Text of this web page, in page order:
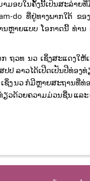
ມອບໃນຄັ້ງນີ້ເປັນສະລ່າ
do ທີ່ຢູ່ທາງພາກໃຕ້ ຂອ
າຍແບບ ໂອກາດນີ້ ທ່ານ
ຖວທ ນວ ເຊິ່ງສະແດງ
ປ ລາວໄດ້ເປີດເປັນປີທ່ອ
ຊິ່ງ ນວ ກໍມີຫຼາຍສະຖານທີ່
ວດ້ວຍຄວາມມ່ວນຊື່ນ ແລ